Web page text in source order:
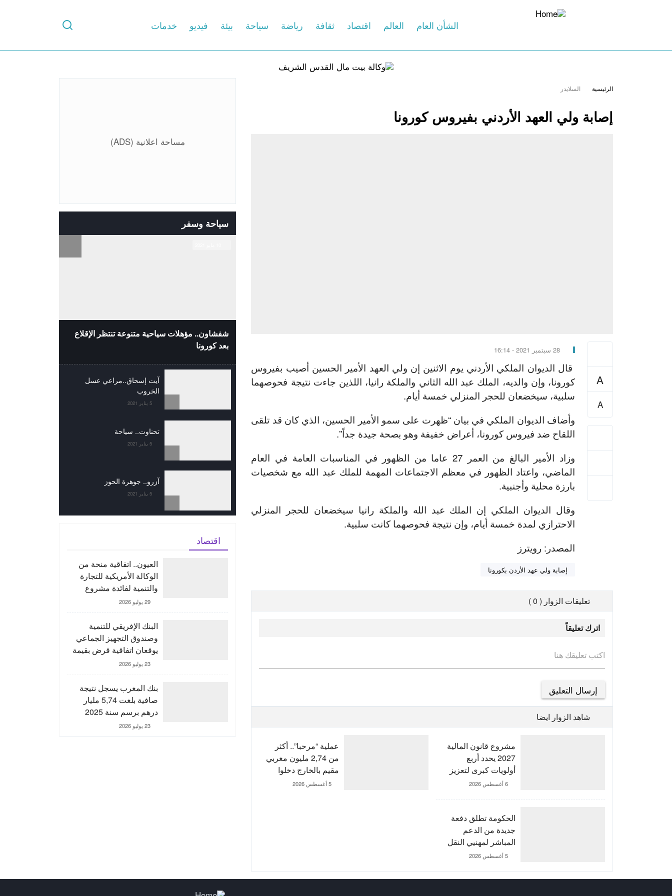
الشأن العام العالم اقتصاد ثقافة رياضة سياحة بيئة فيديو خدمات
الرئيسية السلايدر
إصابة ولي العهد الأردني بفيروس كورونا
قال الديوان الملكي الأردني يوم الاثنين إن ولي العهد الأمير الحسين أصيب بفيروس
كورونا، وإن والديه، الملك عبد الله الثاني والملكة رانيا، اللذين جاءت نتيجة فحوصهما
سلبية، سيخضعان للحجر المنزلي خمسة أيام.
وأضاف الديوان الملكي في بيان “ظهرت على سمو الأمير الحسين، الذي كان قد تلقى
اللقاح ضد فيروس كورونا، أعراض خفيفة وهو بصحة جيدة جداً”.
وزاد الأمير البالغ من العمر 27 عاما من الظهور في المناسبات العامة في العام
الماضي، واعتاد الظهور في معظم الاجتماعات المهمة للملك عبد الله مع شخصيات
بارزة محلية وأجنبية.
وقال الديوان الملكي إن الملك عبد الله والملكة رانيا سيخضعان للحجر المنزلي
الاحترازي لمدة خمسة أيام، وإن نتيجة فحوصهما كانت سلبية.
المصدر: رويترز
إصابة ولي عهد الأردن بكورونا
A
A
تعليقات الزوار ( 0 )
اترك تعليقاً
اكتب تعليقك هنا
شاهد الزوار ايضا
مشروع قانون المالية
2027 يحدد أربع
أولويات كبرى لتعزيز
التنمية وتوطيد الدولة
6 أغسطس 2026
عملية “مرحبا”.. أكثر
من 2,74 مليون مغربي
مقيم بالخارج دخلوا
5 أغسطس 2026
الحكومة تطلق دفعة
جديدة من الدعم
المباشر لمهنيي النقل
الطرقي
5 أغسطس 2026
مساحة اعلانية (ADS)
سياحة وسفر
شفشاون.. مؤهلات سياحية متنوعة تنتظر الإقلاع
بعد كورونا
آيت إسحاق..مراعي عسل
الخروب
5 يناير 2021
تحناوت.. سياحة
5 يناير 2021
آزرو.. جوهرة الحوز
5 يناير 2021
اقتصاد
العيون.. اتفاقية منحة من
الوكالة الأمريكية للتجارة
والتنمية لفائدة مشروع
“ORNX” بغية إنتاج الأمونيا
الخضراء
29 يوليو 2026
البنك الإفريقي للتنمية
وصندوق التجهيز الجماعي
يوقعان اتفاقية قرض بقيمة
150 مليون يورو لدعم23 يوليو 2026
بنك المغرب يسجل نتيجة
صافية بلغت 5,74 مليار
درهم برسم سنة 2025
23 يوليو 2026